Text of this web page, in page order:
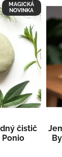
MAGICKÁ
NOVINKA
čistič